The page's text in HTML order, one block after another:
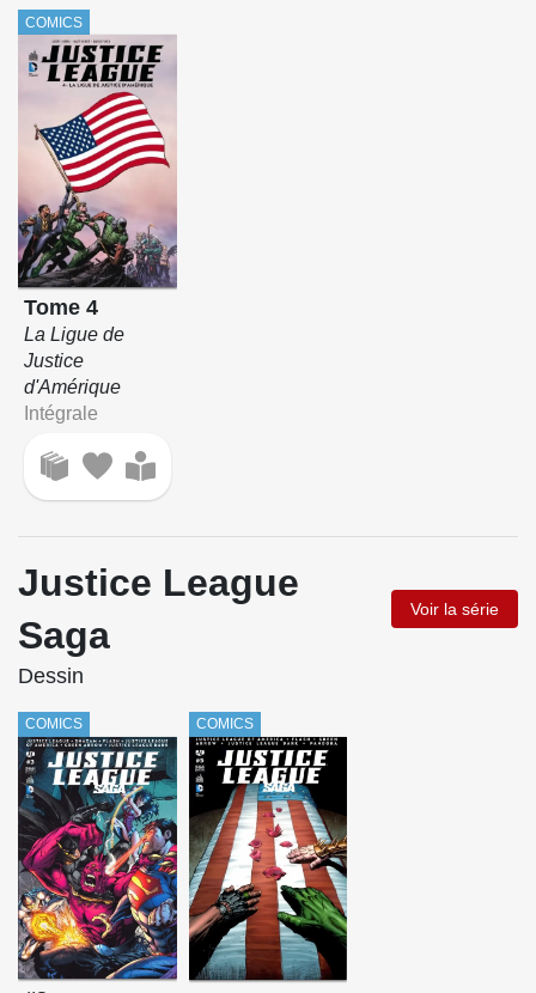
COMICS
Tome 4
La Ligue de
Justice
d'Amérique
Intégrale
Justice League
Saga
Voir la série
Dessin
COMICS COMICS